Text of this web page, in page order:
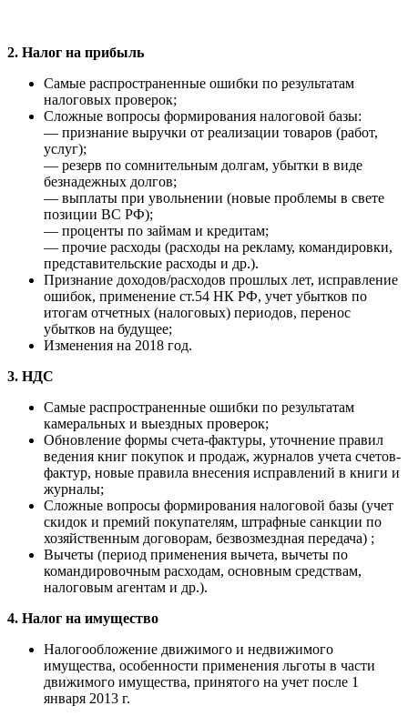
2. Налог на прибыль
Самые распространенные ошибки по результатам
налоговых проверок;
Сложные вопросы формирования налоговой базы:
— признание выручки от реализации товаров (работ,
услуг);
— резерв по сомнительным долгам, убытки в виде
безнадежных долгов;
— выплаты при увольнении (новые проблемы в свете
позиции ВС РФ);
— проценты по займам и кредитам;
— прочие расходы (расходы на рекламу, командировки,
представительские расходы и др.).
Признание доходов/расходов прошлых лет, исправление
ошибок, применение ст.54 НК РФ, учет убытков по
итогам отчетных (налоговых) периодов, перенос
убытков на будущее;
Изменения на 2018 год.
3. НДС
Самые распространенные ошибки по результатам
камеральных и выездных проверок;
Обновление формы счета-фактуры, уточнение правил
ведения книг покупок и продаж, журналов учета счетов-
фактур, новые правила внесения исправлений в книги и
журналы;
Сложные вопросы формирования налоговой базы (учет
скидок и премий покупателям, штрафные санкции по
хозяйственным договорам, безвозмездная передача) ;
Вычеты (период применения вычета, вычеты по
командировочным расходам, основным средствам,
налоговым агентам и др.).
4. Налог на имущество
Налогообложение движимого и недвижимого
имущества, особенности применения льготы в части
движимого имущества, принятого на учет после 1
января 2013 г.